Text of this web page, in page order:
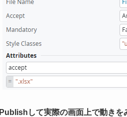
Publishして実際の画面上で動きを